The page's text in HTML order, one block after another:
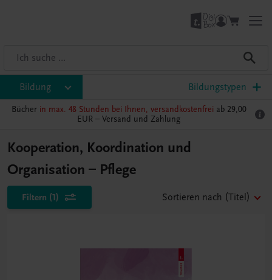
Bildung Bildungstypen
Bücher in max. 48 Stunden bei Ihnen, versandkostenfrei ab 29,00
EUR – Versand und Zahlung
Kooperation, Koordination und
Organisation – Pflege
Filtern (1) Sortieren nach (Titel)